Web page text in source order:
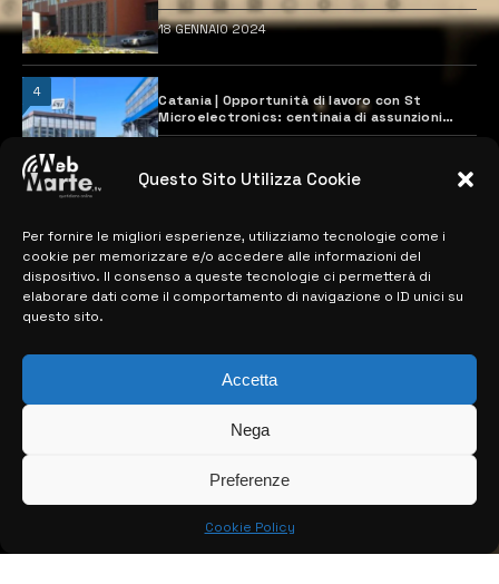
Questo Sito Utilizza Cookie
Per fornire le migliori esperienze, utilizziamo tecnologie come i
cookie per memorizzare e/o accedere alle informazioni del
dispositivo. Il consenso a queste tecnologie ci permetterà di
elaborare dati come il comportamento di navigazione o ID unici su
questo sito.
Accetta
Nega
Preferenze
Cookie Policy
18 GENNAIO 2024
4
Catania | Opportunità di lavoro con St
Microelectronics: centinaia di assunzioni
previste
MAPPA DEL SITO
> NOTIZIE